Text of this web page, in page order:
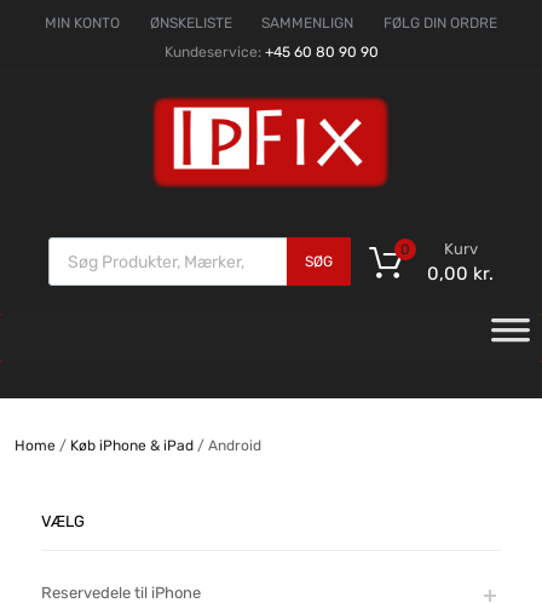
MIN KONTO ØNSKELISTE SAMMENLIGN
FØLG DIN ORDRE
Kundeservice: +45 60 80 90 90
SØG
Kurv
0,00 kr.
0
Home/ Køb iPhone & iPad/ Android
VÆLG
Reservedele til iPhone